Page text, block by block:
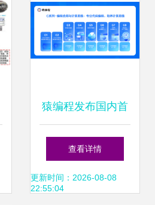
猿编程发布国内首
套计算思维课 深度
探索信息科技教育
查看详情
更新时间：2026-08-08
22:55:04